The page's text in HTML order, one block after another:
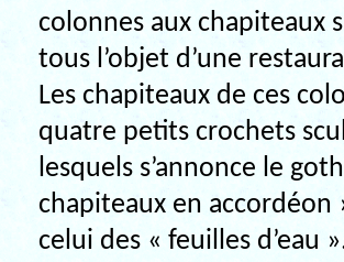
colonnes aux chapiteaux
tous l’objet d’une
Les chapiteaux de ces
quatre petits crochets
lesquels s’annonce le
chapiteaux en
celui des « feuilles